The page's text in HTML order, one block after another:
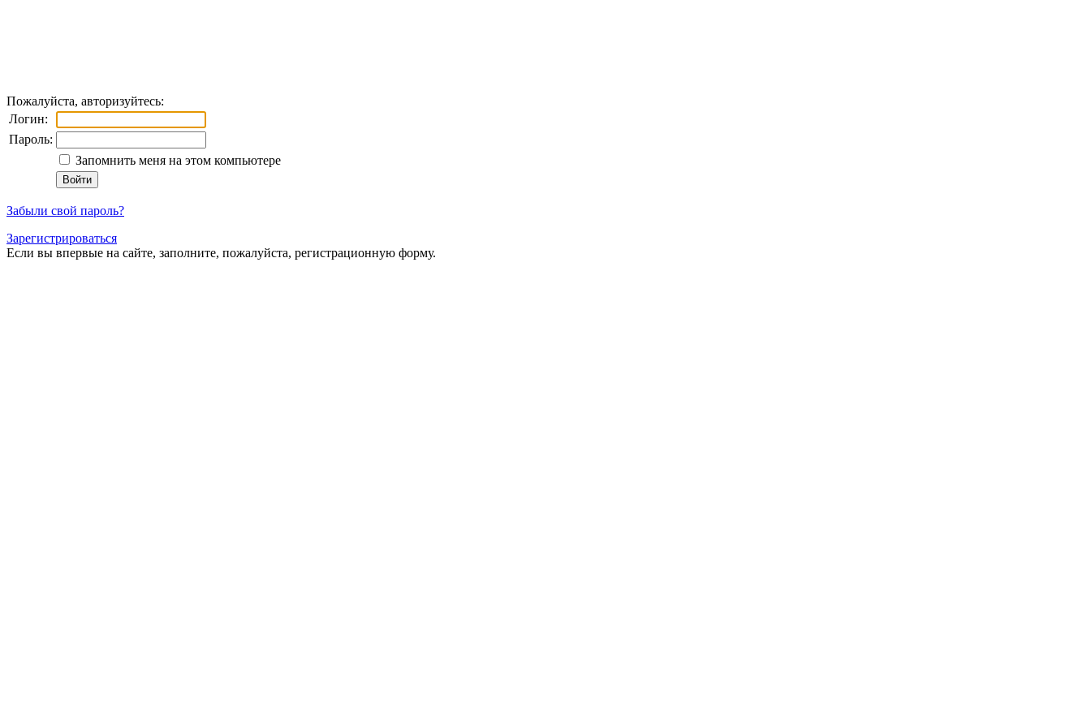
Пожалуйста, авторизуйтесь:
Логин:
Пароль:
Запомнить меня на этом компьютере
Забыли свой пароль?
Зарегистрироваться
Если вы впервые на сайте, заполните, пожалуйста, регистрационную форму.